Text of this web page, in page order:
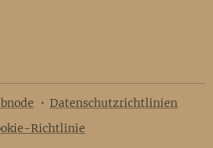
Datenschutzrichtlinien
Richtlinie